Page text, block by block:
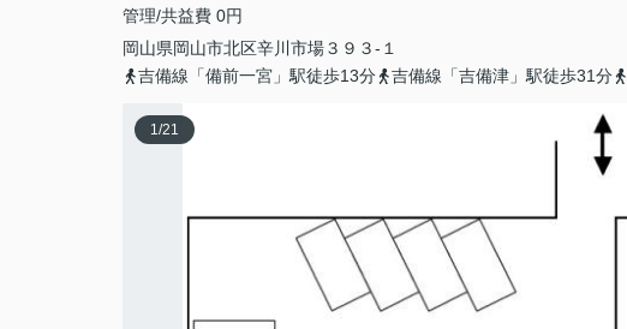
管理/共益費 0円
岡山県岡山市北区辛川市場３９３-１
吉備線「備前一宮」駅徒歩13分
吉備線「吉備津」駅徒歩31分
1/21